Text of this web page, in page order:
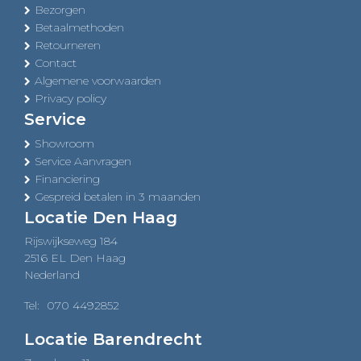
Bezorgen
Betaalmethoden
Retourneren
Contact
Algemene voorwaarden
Privacy policy
Service
Showroom
Service Aanvragen
Financiering
Gespreid betalen in 3 maanden
Locatie Den Haag
Rijswijkseweg 184
2516 EL Den Haag
Nederland
Tel: 070 4492852
Locatie Barendrecht